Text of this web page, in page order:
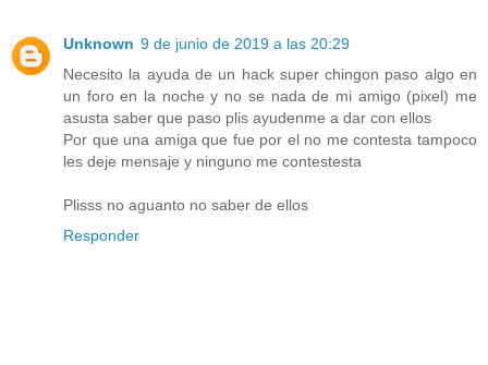
Unknown 9 de junio de 2019 a las 20:29
Necesito la ayuda de un hack super chingon paso algo en
un foro en la noche y no se nada de mi amigo (pixel) me
asusta saber que paso plis ayudenme a dar con ellos
Por que una amiga que fue por el no me contesta tampoco
les deje mensaje y ninguno me contestesta
Plisss no aguanto no saber de ellos
Responder